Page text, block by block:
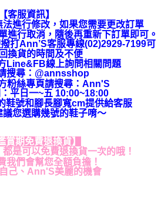
【客服資訊】
進行修改，如果您需要更改訂單
進行取消，隨後再重新下訂單即可。
打Ann’S客服專線(02)2929-7199可
換貨的時間及不便
Line&FB線上詢問相關問題
搜尋 ： @annsshop
粉絲專頁請搜尋：Ann'S
平日一~五 10:00~18:00
鞋號和腳長腳寬cm提供給客服
議您選購幾號的鞋子唷～
賞期免費退換貨】
是可以免費退換貨一次的哦！
我們會幫您全額負擔！
己、Ann'S美麗的機會